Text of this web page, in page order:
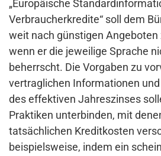
„Europäische
Verbraucherkredite“ soll dem
weit nach günstigen Angeboten
wenn er die jeweilige Sprache
beherrscht. Die Vorgaben zu
vertraglichen Informationen
des effektiven Jahreszinses
Praktiken unterbinden, mit
tatsächlichen Kreditkosten
beispielsweise, indem ein